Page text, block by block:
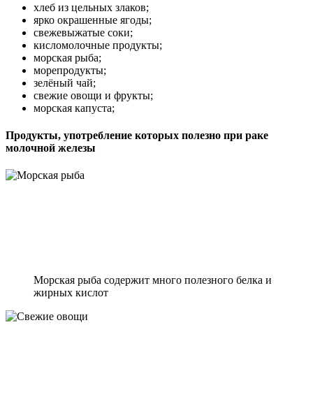
хлеб из цельных злаков;
ярко окрашенные ягоды;
свежевыжатые соки;
кисломолочные продукты;
морская рыба;
морепродукты;
зелёный чай;
свежие овощи и фрукты;
морская капуста;
Продукты, употребление которых полезно при раке
молочной железы
Морская рыба содержит много полезного белка и
жирных кислот